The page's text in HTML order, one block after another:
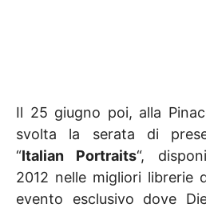
Il 25 giugno poi, alla
svolta la serata di
“Italian Portraits“,
2012 nelle migliori librerie
evento esclusivo dove